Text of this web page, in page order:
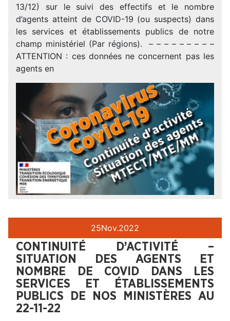
13/12) sur le suivi des effectifs et le nombre
d’agents atteint de COVID-19 (ou suspects) dans
les services et établissements publics de notre
champ ministériel (Par régions). – – – – – – – – –
ATTENTION : ces données ne concernent pas les
agents en
25Nov.2022
CONTINUITÉ D’ACTIVITÉ –
SITUATION DES AGENTS ET
NOMBRE DE COVID DANS LES
SERVICES ET ÉTABLISSEMENTS
PUBLICS DE NOS MINISTÈRES AU
22-11-22